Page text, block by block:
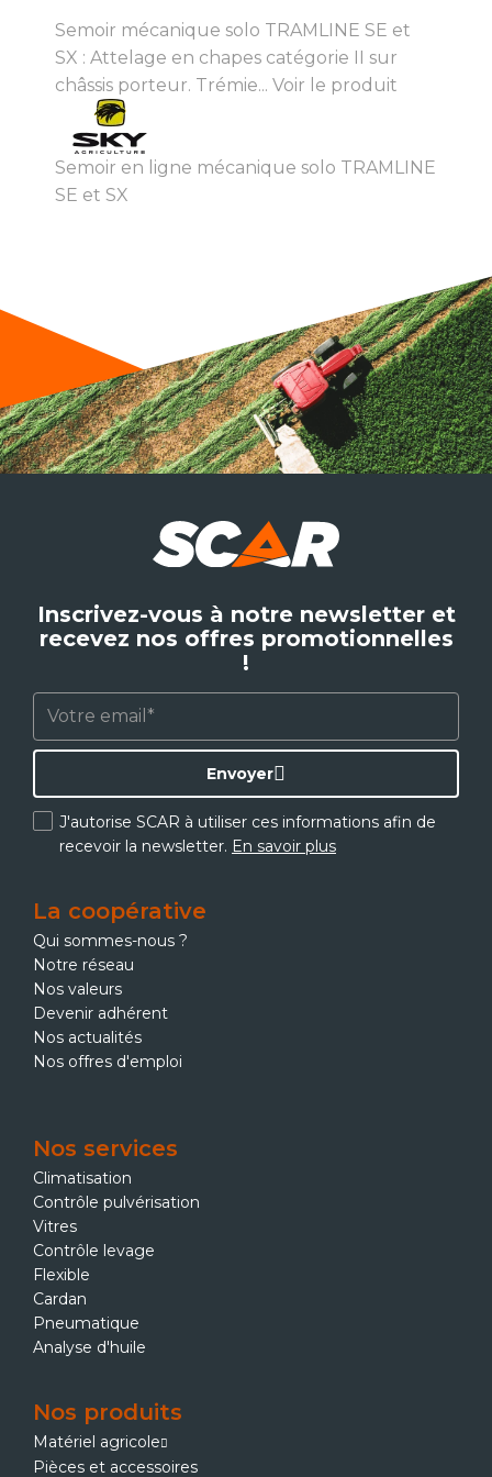
Semoir mécanique solo TRAMLINE SE et
SX : Attelage en chapes catégorie II sur
châssis porteur. Trémie... Voir le produit
Semoir en ligne mécanique solo TRAMLINE
SE et SX
Inscrivez-vous à notre newsletter et
recevez nos offres promotionnelles
!
J'autorise SCAR à utiliser ces informations afin de
recevoir la newsletter. En savoir plus
Envoyer
La coopérative
Qui sommes-nous ?
Notre réseau
Nos valeurs
Devenir adhérent
Nos actualités
Nos offres d'emploi
Nos services
Climatisation
Contrôle pulvérisation
Vitres
Contrôle levage
Flexible
Cardan
Pneumatique
Analyse d'huile
Nos produits
Matériel agricole
Pièces et accessoires